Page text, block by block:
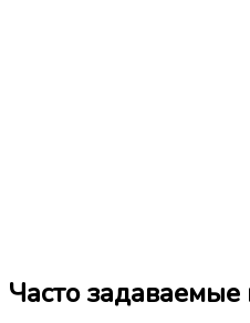
Часто задаваемые